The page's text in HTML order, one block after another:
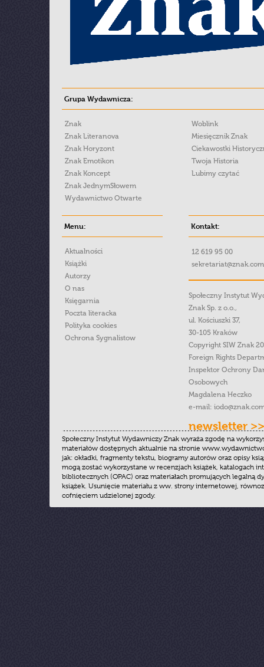
Grupa Wydawnicza:
Znak
Znak Literanova
Znak Horyzont
Znak Emotikon
Znak Koncept
Znak JednymSłowem
Wydawnictwo Otwarte
Woblink
Miesięcznik Znak
Ciekawostki
Twoja Historia
Lubimy czytać
Menu:
Aktualności
Książki
Autorzy
O nas
Księgarnia
Poczta literacka
Polityka cookies
Ochrona Sygnalistow
Kontakt:
12 619 95 00
Społeczny Instytut
Znak Sp. z o.o.,
ul. Kościuszki 37,
30-105 Kraków
Copyright SIW Znak
Foreign Rights
Inspektor Ochrony
Osobowych
Magdalena Heczko
e-mail:
newsletter >>
Społeczny Instytut Wydawniczy Znak wyraża zgodę na
materiałów dostępnych aktualnie na stronie
jak: okładki, fragmenty tekstu, biogramy autorów oraz opisy
mogą zostać wykorzystane w recenzjach książek, katalogach
bibliotecznych (OPAC) oraz materiałach promujących legalną
książek. Usunięcie materiału z ww. strony internetowej,
cofnięciem udzielonej zgody.